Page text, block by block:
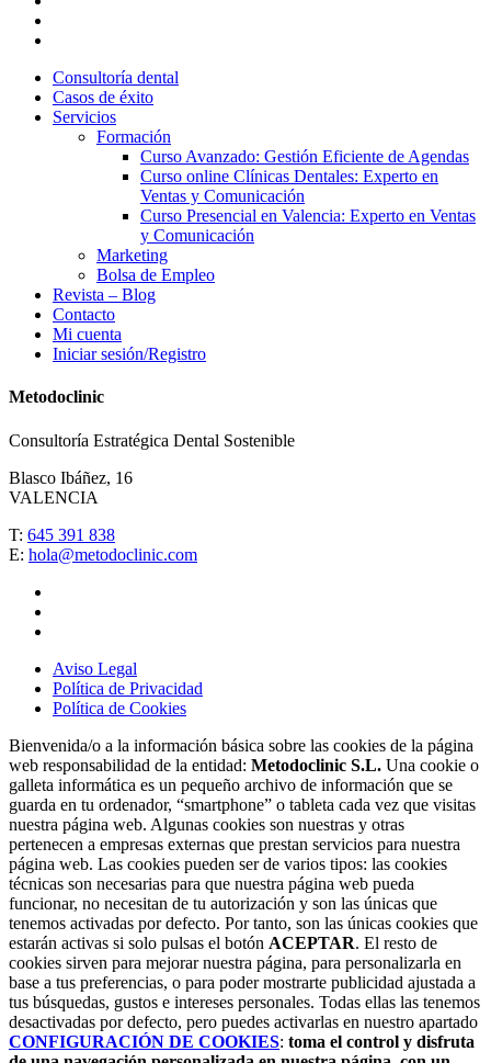
Consultoría dental
Casos de éxito
Servicios
Formación
Curso Avanzado: Gestión Eficiente de Agendas
Curso online Clínicas Dentales: Experto en
Ventas y Comunicación
Curso Presencial en Valencia: Experto en Ventas
y Comunicación
Marketing
Bolsa de Empleo
Revista – Blog
Contacto
Mi cuenta
Iniciar sesión/Registro
Metodoclinic
Consultoría Estratégica Dental Sostenible
Blasco Ibáñez, 16
VALENCIA
T: 645 391 838
E: hola@metodoclinic.com
Aviso Legal
Política de Privacidad
Política de Cookies
Bienvenida/o a la información básica sobre las cookies de la página
web responsabilidad de la entidad: Metodoclinic S.L. Una cookie o
galleta informática es un pequeño archivo de información que se
guarda en tu ordenador, “smartphone” o tableta cada vez que visitas
nuestra página web. Algunas cookies son nuestras y otras
pertenecen a empresas externas que prestan servicios para nuestra
página web. Las cookies pueden ser de varios tipos: las cookies
técnicas son necesarias para que nuestra página web pueda
funcionar, no necesitan de tu autorización y son las únicas que
tenemos activadas por defecto. Por tanto, son las únicas cookies que
estarán activas si solo pulsas el botón ACEPTAR. El resto de
cookies sirven para mejorar nuestra página, para personalizarla en
base a tus preferencias, o para poder mostrarte publicidad ajustada a
tus búsquedas, gustos e intereses personales. Todas ellas las tenemos
desactivadas por defecto, pero puedes activarlas en nuestro apartado
CONFIGURACIÓN DE COOKIES: toma el control y disfruta